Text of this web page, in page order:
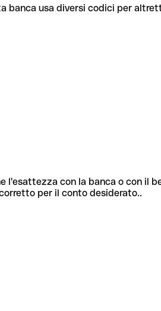
banca usa diversi codici per
con la banca o con il
per il conto desiderato..